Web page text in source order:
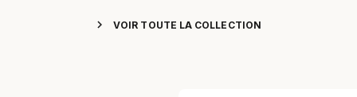
chevron_right VOIR TOUTE LA COLLECTION